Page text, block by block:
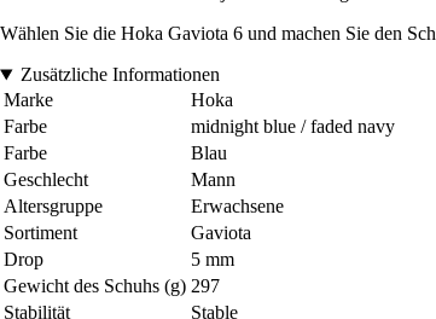
Wählen Sie die Hoka Gaviota 6 und machen Sie den
Zusätzliche Informationen
Marke
Hoka
Farbe
midnight blue / faded navy
Farbe
Blau
Geschlecht
Mann
Altersgruppe
Erwachsene
Sortiment
Gaviota
Drop
5 mm
Gewicht des Schuhs (g) 297
Stabilität
Stable